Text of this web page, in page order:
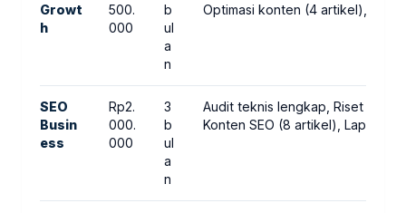
Growt
h
500.
000
b
ul
a
n
Optimasi konten (4 artikel),
SEO
Busin
ess
Rp2.
000.
000
3
b
ul
a
n
Audit teknis lengkap, Riset
Konten SEO (8 artikel), Laporan